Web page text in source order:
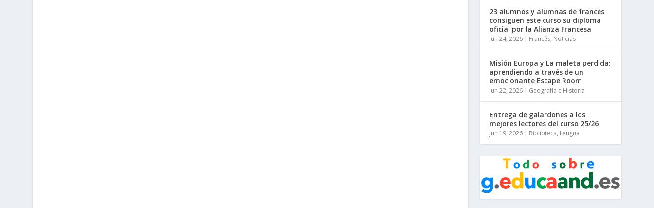
23 alumnos y alumnas de francés
consiguen este curso su diploma
oficial por la Alianza Francesa
Jun 24, 2026 | Francés, Noticias
Misión Europa y La maleta perdida:
aprendiendo a través de un
emocionante Escape Room
Jun 22, 2026 | Geografía e Historia
Entrega de galardones a los
mejores lectores del curso 25/26
Jun 19, 2026 | Biblioteca, Lengua